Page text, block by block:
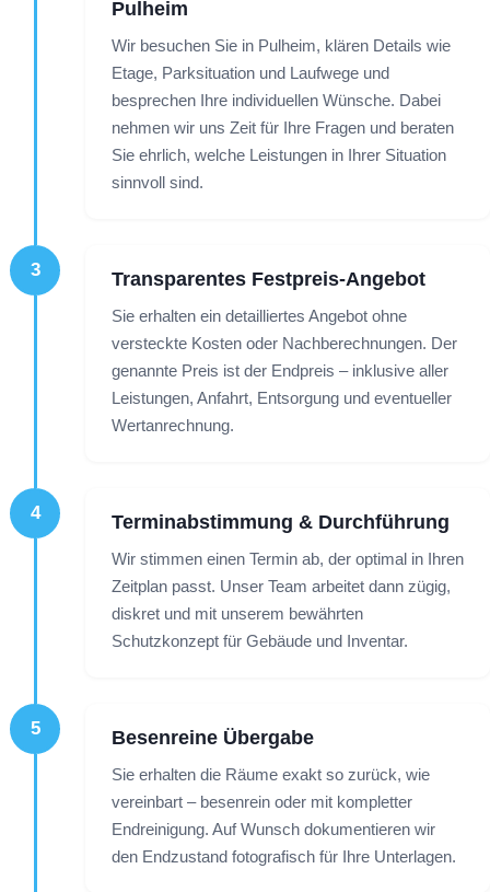
Pulheim
Wir besuchen Sie in Pulheim, klären Details wie
Etage, Parksituation und Laufwege und
besprechen Ihre individuellen Wünsche. Dabei
nehmen wir uns Zeit für Ihre Fragen und beraten
Sie ehrlich, welche Leistungen in Ihrer Situation
sinnvoll sind.
3 Transparentes Festpreis-Angebot
Sie erhalten ein detailliertes Angebot ohne
versteckte Kosten oder Nachberechnungen. Der
genannte Preis ist der Endpreis – inklusive aller
Leistungen, Anfahrt, Entsorgung und eventueller
Wertanrechnung.
4 Terminabstimmung & Durchführung
Wir stimmen einen Termin ab, der optimal in Ihren
Zeitplan passt. Unser Team arbeitet dann zügig,
diskret und mit unserem bewährten
Schutzkonzept für Gebäude und Inventar.
5 Besenreine Übergabe
Sie erhalten die Räume exakt so zurück, wie
vereinbart – besenrein oder mit kompletter
Endreinigung. Auf Wunsch dokumentieren wir
den Endzustand fotografisch für Ihre Unterlagen.